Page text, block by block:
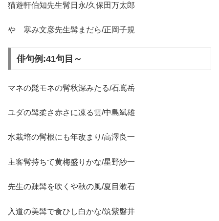
猫遊軒伯知先生髯日永/久保田万太郎
やゝ寒み文彦先生髯まだら/正岡子規
俳句例:41句目～
マネの髭モネの髯秋深みたる/石嶌岳
ユダの髯柔さ赤さに凍る雲/中島斌雄
水栽培の髯根にも年改まり/高澤良一
主客髯持ちて黄梅盛りかな/星野紗一
先生の疎髯を吹くや秋の風/夏目漱石
入道の美髯で食ひし白かな/筑紫磐井